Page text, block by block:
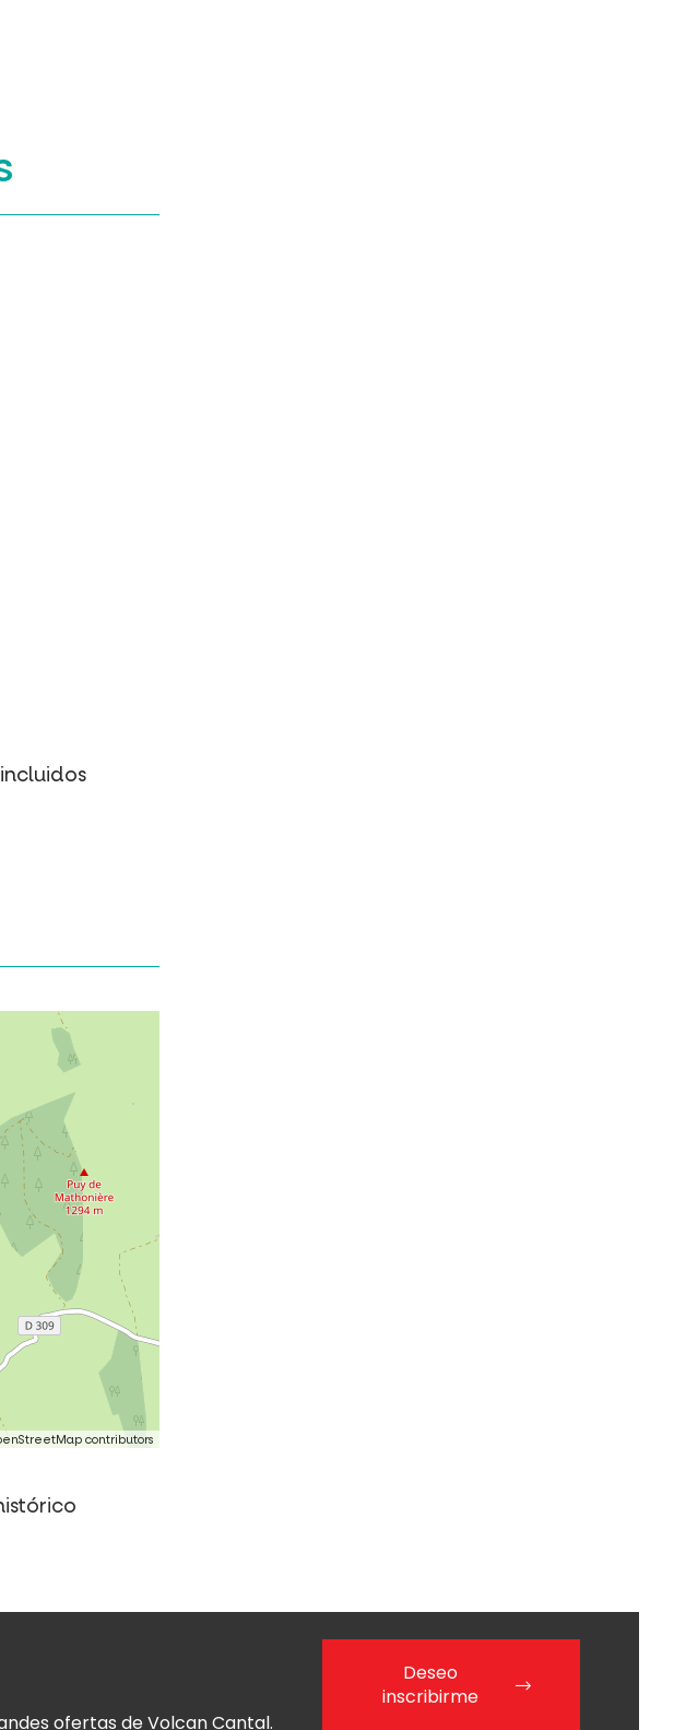
contributors
ofertas de Volcan Cantal.
Deseo
inscribirme